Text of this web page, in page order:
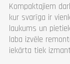
Kompaktajiem
kur svarīga ir
laukums un
laba izvēle
iekārta tiek